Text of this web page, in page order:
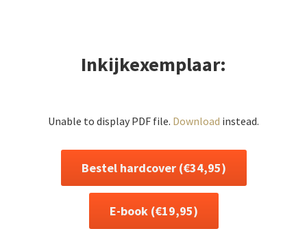
Inkijkexemplaar:
Unable to display PDF file. Download instead.
Bestel hardcover (€34,95)
E-book (€19,95)